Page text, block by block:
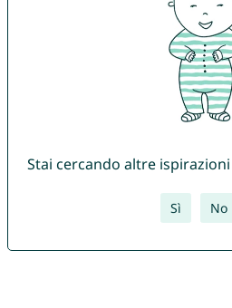
Stai cercando altre
Sì No